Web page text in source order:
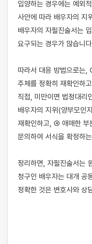
입양하는 경우에는 예외
사안에 따라 배우자의 지
배우자의 자필진술서는
요구되는 경우가 많습니
따라서 대응 방법으로는,
주체를 정확히 재확인하
직접, 미만이면 법정대리
배우자의 지위(양부모인
재확인하고, ④ 애매한 부
문의하여 서식을 확정하
정리하면, 자필진술서는
청구인 배우자는 대개 공
정확한 것은 변호사와 상